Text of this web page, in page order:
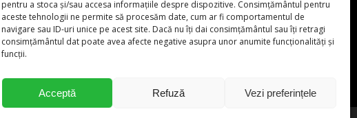
pentru a stoca și/sau accesa informațiile despre dispozitive. Consimțământul pentru
aceste tehnologii ne permite să procesăm date, cum ar fi comportamentul de
navigare sau ID-uri unice pe acest site. Dacă nu îți dai consimțământul sau îți retragi
consimțământul dat poate avea afecte negative asupra unor anumite funcționalități și
funcții.
Acceptă Refuză Vezi preferințele
de ce contează evaluarea profesională mai 15, 2026